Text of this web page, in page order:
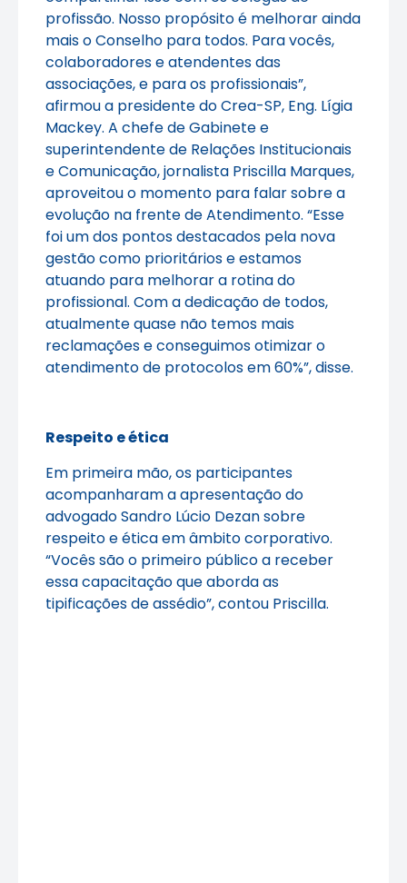
profissão. Nosso propósito é melhorar ainda
mais o Conselho para todos. Para vocês,
colaboradores e atendentes das
associações, e para os profissionais”,
afirmou a presidente do Crea-SP, Eng. Lígia
Mackey. A chefe de Gabinete e
superintendente de Relações Institucionais
e Comunicação, jornalista Priscilla Marques,
aproveitou o momento para falar sobre a
evolução na frente de Atendimento. “Esse
foi um dos pontos destacados pela nova
gestão como prioritários e estamos
atuando para melhorar a rotina do
profissional. Com a dedicação de todos,
atualmente quase não temos mais
reclamações e conseguimos otimizar o
atendimento de protocolos em 60%”, disse.
Respeito e ética
Em primeira mão, os participantes
acompanharam a apresentação do
advogado Sandro Lúcio Dezan sobre
respeito e ética em âmbito corporativo.
“Vocês são o primeiro público a receber
essa capacitação que aborda as
tipificações de assédio”, contou Priscilla.